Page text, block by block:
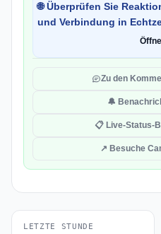
🌐 Überprüfen Sie
und Verbindung in
Zu den
🔔
📋 Live-Status-
↗ Besuche
LETZTE STUNDE